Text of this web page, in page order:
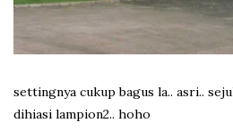
settingnya cukup bagus la.. asri..
dihiasi lampion2.. hoho